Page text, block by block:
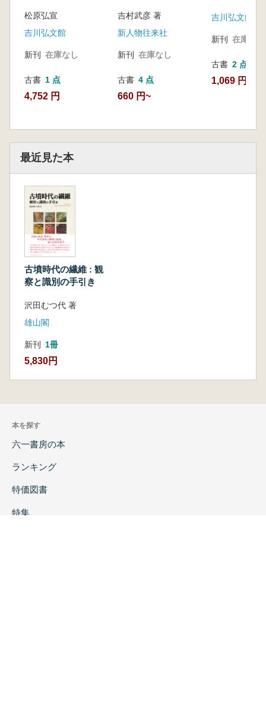
松原弘宣
吉川弘文館
新刊 在庫なし
古書 1 点
4,752 円
吉村武彦 著
新人物往来社
新刊 在庫なし
古書 4 点
660 円~
吉川弘文館
新刊 在庫なし
古書 2 点
1,069 円~
最近見た本
古墳時代の繊維 : 観
察と識別の手引き
沢田むつ代 著
雄山閣
新刊 1冊
5,830円
本を探す
六一書房の本
ランキング
特価図書
特集